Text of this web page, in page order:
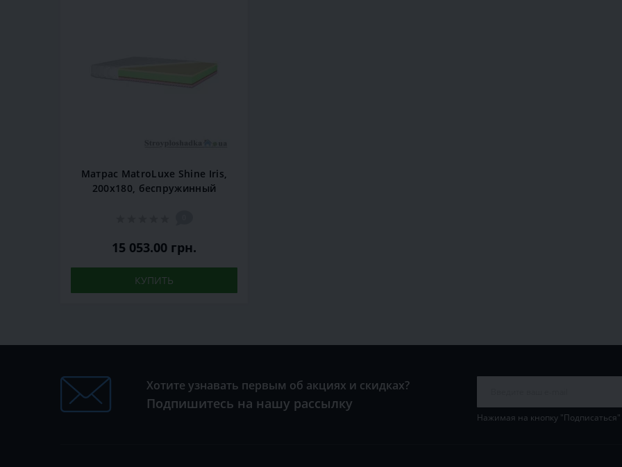
Матрас MatroLuxe Shine Iris,
200x180, беспружинный
15 053.00 грн.
КУПИТЬ
Хотите узнавать первым об акциях и скидках?
Подпишитесь на нашу рассылку
Нажимая на кнопку